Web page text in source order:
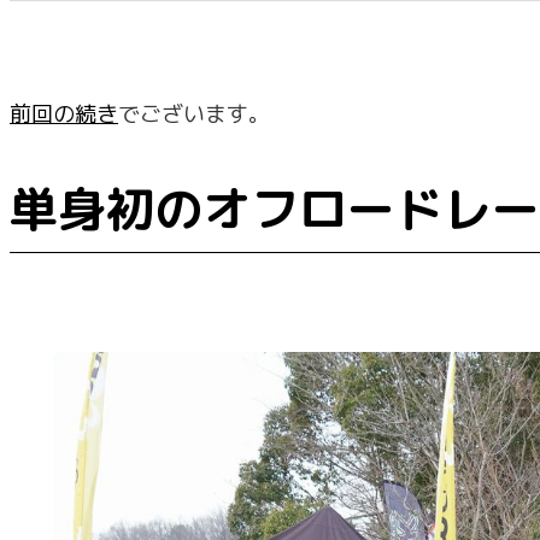
前回の続きでございます。
単身初のオフロードレ